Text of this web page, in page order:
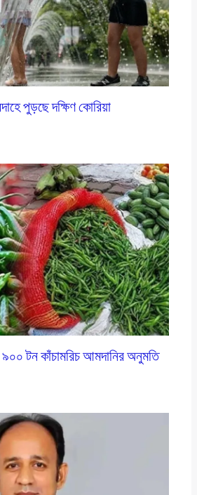
পুড়ছে দক্ষিণ কোরিয়া
টন কাঁচামরিচ আমদানির অনুমতি